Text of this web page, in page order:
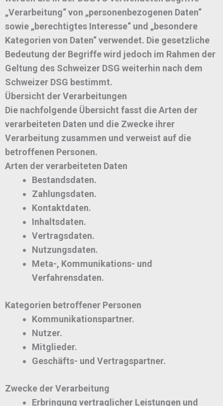
„Verarbeitung“ von „personenbezogenen Daten“
sowie „berechtigtes Interesse“ und „besondere
Kategorien von Daten“ verwendet. Die gesetzliche
Bedeutung der Begriffe wird jedoch im Rahmen der
Geltung des Schweizer DSG weiterhin nach dem
Schweizer DSG bestimmt.
Übersicht der Verarbeitungen
Die nachfolgende Übersicht fasst die Arten der
verarbeiteten Daten und die Zwecke ihrer
Verarbeitung zusammen und verweist auf die
betroffenen Personen.
Arten der verarbeiteten Daten
Bestandsdaten.
Zahlungsdaten.
Kontaktdaten.
Inhaltsdaten.
Vertragsdaten.
Nutzungsdaten.
Meta-, Kommunikations- und
Verfahrensdaten.
Kategorien betroffener Personen
Kommunikationspartner.
Nutzer.
Mitglieder.
Geschäfts- und Vertragspartner.
Zwecke der Verarbeitung
Erbringung vertraglicher Leistungen und